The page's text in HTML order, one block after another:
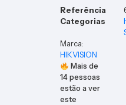
Referência
Categorias
Marca:
HIKVISION
Mais de
14pessoas
estão a ver
este